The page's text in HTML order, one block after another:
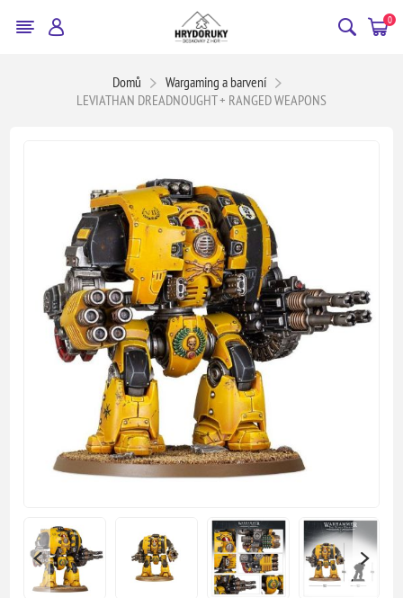
0
Domů
Wargaming a barvení
LEVIATHAN DREADNOUGHT + RANGED WEAPONS